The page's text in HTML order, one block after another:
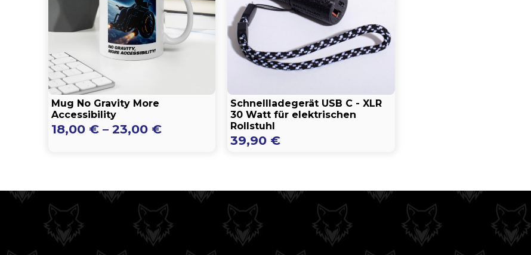
Mug No Gravity More
Accessibility
18,00 € – 23,00 €Preisspanne:
Schnellladegerät USB C - XLR
30 Watt für elektrischen
Rollstuhl
39,90 €